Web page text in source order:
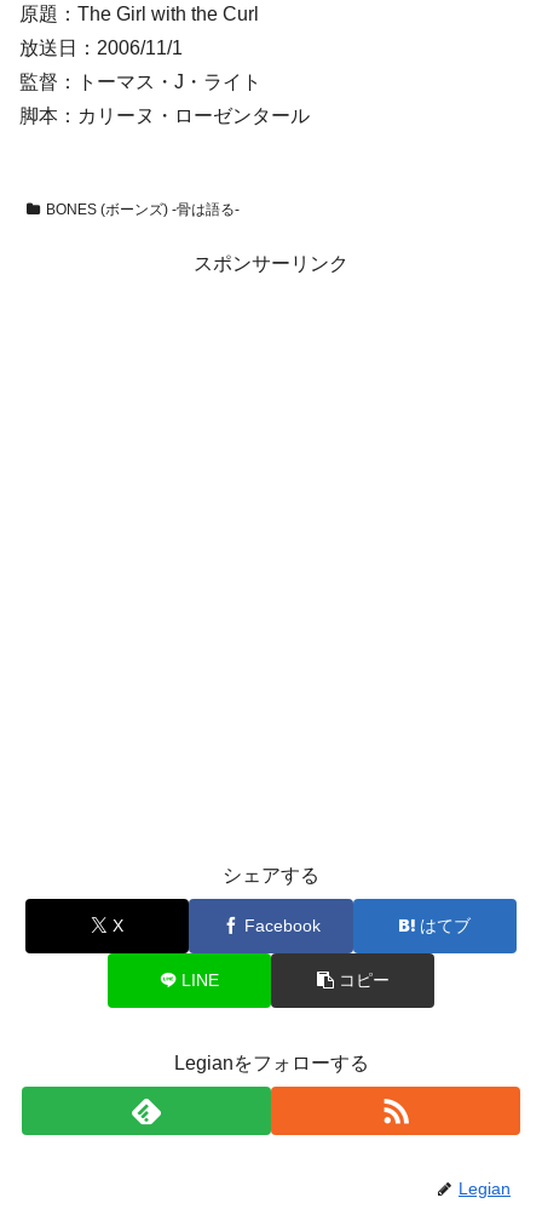
原題：The Girl with the Curl
放送日：2006/11/1
監督：トーマス・J・ライト
脚本：カリーヌ・ローゼンタール
BONES (ボーンズ) -骨は語る-
スポンサーリンク
シェアする
X Facebook はてブ
LINE コピー
Legianをフォローする
Legian